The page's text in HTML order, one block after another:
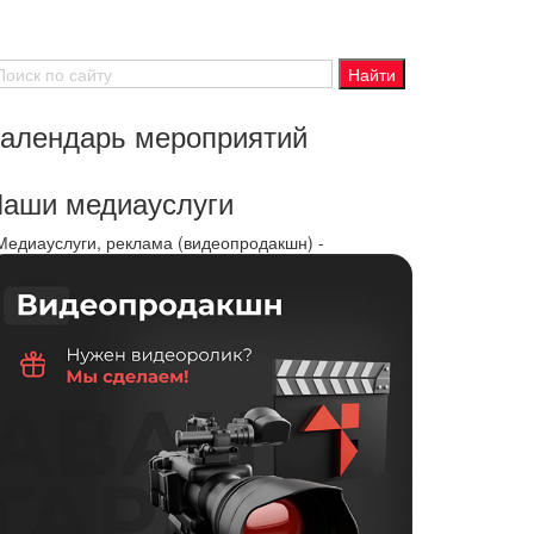
мероприятий
медиауслуги
реклама (видеопродакшн) -